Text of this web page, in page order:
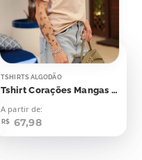
TSHIRTS ALGODÃO
Tshirt Corações Mangas Aplicação
A partir de:
R$ 67,98